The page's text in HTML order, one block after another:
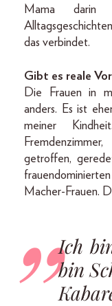
Mama darin
das verbindet.
Gibt es reale
Die Frauen in
anders. Es ist
meiner
getroffen,
Macher-Frauen.
Ich
bin